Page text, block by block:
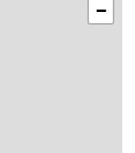
−